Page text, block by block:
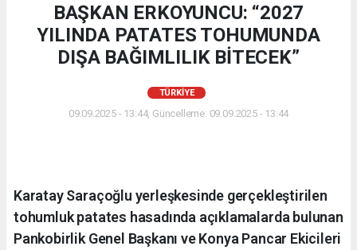
BAŞKAN ERKOYUNCU: “2027
YILINDA PATATES TOHUMUNDA
DIŞA BAĞIMLILIK BİTECEK”
TÜRKIYE
09.09.2025 - 13:44, Güncelleme: 09.09.2025 - 13:44
Karatay Saraçoğlu yerleşkesinde gerçekleştirilen
tohumluk patates hasadında açıklamalarda bulunan
Pankobirlik Genel Başkanı ve Konya Pancar Ekicileri